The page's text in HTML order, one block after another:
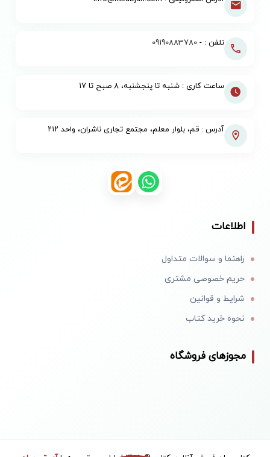
تلفن : -09190883780
ساعت کاری : شنبه تا پنجشنبه، ۸ صبح تا ۱۷
آدرس : قم، بلوار معلم، مجتمع تجاری ناشران، واحد ۲۱۲
اطلاعات
راهنما و سوالات متداول
حریم خصوصی مشتری
شرایط و قوانین
نحوه خرید کتاب
مجوزهای فروشگاه